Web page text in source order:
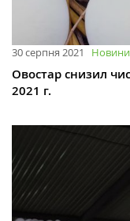
30 серпня 2021 Новини
Овостар снизил
2021 г.